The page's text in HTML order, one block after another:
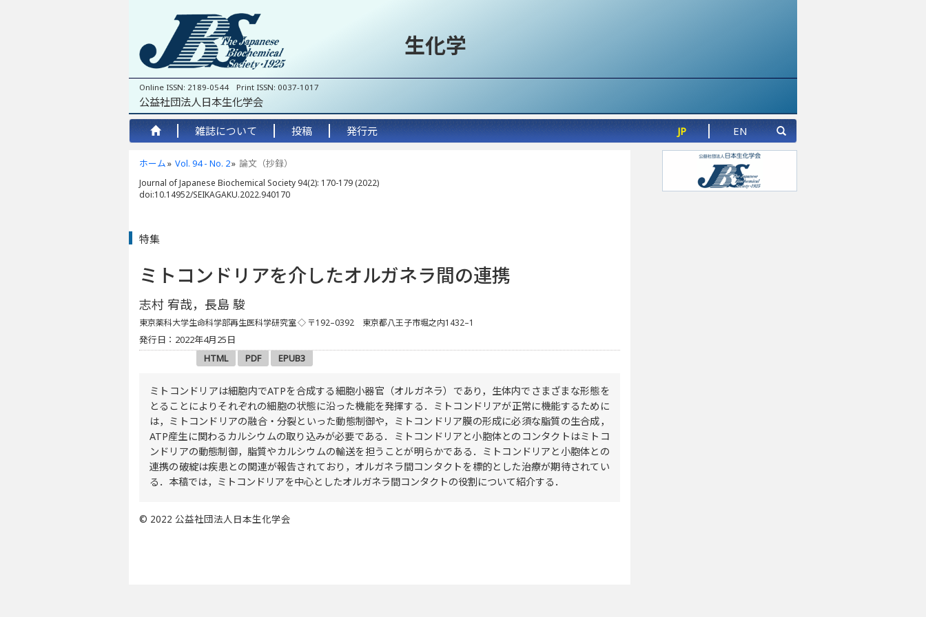
生化学
Online ISSN: 2189-0544 Print ISSN: 0037-1017
公益社団法人日本生化学会
雑誌について 投稿 発行元 JP EN
ホーム Vol. 94 - No. 2 論文（抄録）
Journal of Japanese Biochemical Society 94(2): 170-179 (2022)
doi:10.14952/SEIKAGAKU.2022.940170
特集
ミトコンドリアを介したオルガネラ間の連携
志村 宥哉，長島 駿
東京薬科大学生命科学部再生医科学研究室◇ 〒192–0392 東京都八王子市堀之内1432–1
発行日：2022年4月25日
HTML
PDF EPUB3
ミトコンドリアは細胞内でATPを合成する細胞小器官（オルガネラ）であり，生体内でさまざまな形態を
とることによりそれぞれの細胞の状態に沿った機能を発揮する．ミトコンドリアが正常に機能するために
は，ミトコンドリアの融合・分裂といった動態制御や，ミトコンドリア膜の形成に必須な脂質の生合成，
ATP産生に関わるカルシウムの取り込みが必要である．ミトコンドリアと小胞体とのコンタクトはミトコ
ンドリアの動態制御，脂質やカルシウムの輸送を担うことが明らかである．ミトコンドリアと小胞体との
連携の破綻は疾患との関連が報告されており，オルガネラ間コンタクトを標的とした治療が期待されてい
る．本稿では，ミトコンドリアを中心としたオルガネラ間コンタクトの役割について紹介する．
© 2022 公益社団法人日本生化学会